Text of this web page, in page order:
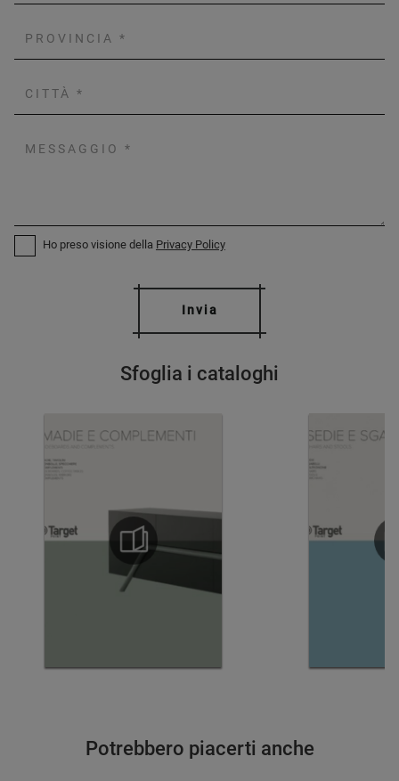
Sfoglia i cataloghi
Ho preso visione della Privacy Policy
Invia
Potrebbero piacerti anche